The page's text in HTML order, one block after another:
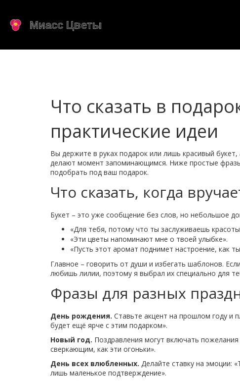
Что сказать в
практические идеи
Вы держите в руках подарок или лишь красивый
делают момент запоминающимся. Ниже простые
подобрать под ваш подарок.
Что сказать, когда
Букет – это уже сообщение без слов, но небольшое
«Для тебя, потому что ты заслуживаешь
«Эти цветы напоминают мне о твоей улыбке».
«Пусть этот аромат поднимет настроение, как
Главное – говорить от души и избегать шаблонов.
любишь лилии, поэтому я выбрал их специально для
Фразы для разных
День рождения. Ставьте акцент на прошлом году и
будет ещё ярче с этим подарком».
Новый год. Поздравления могут включать
сверкающим, как эти огоньки».
День всех влюбленных. Делайте ставку на эмоции:
лишь маленькое подтверждение».